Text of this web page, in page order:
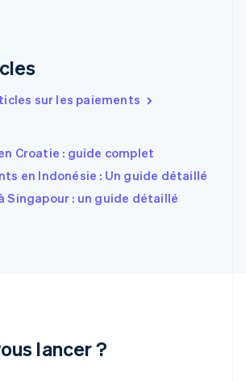
sur les paiements
Croatie : guide complet
en Indonésie : Un guide détaillé
Singapour : un guide détaillé
lancer ?
简体中文